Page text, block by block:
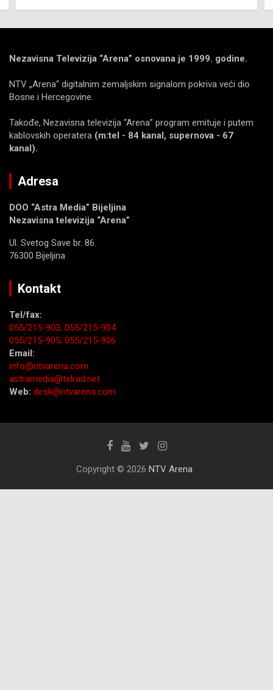
Nezavisna Televizija “Arena” osnovana je 1999. godine.
NTV „Arena“ digitalnim zemaljskim signalom pokriva veći dio
Bosne i Hercegovine.
Takođe, Nezavisna televizija “Arena” program emituje i putem
kablovskih operatera (m:tel - 84 kanal, supernova - 67
kanal).
Adresa
DOO “Astra Media” Bijeljina
Nezavisna televizija “Arena”
Ul. Svetog Save br. 86.
76300 Bijeljina
Kontakt
Tel/fax:
055/215-903; 055/215-904
055/215-905; 055/215-906
Email:
info@ntvarena.com
astramedia@telrad.net
Web: desk@ntvarena.com
Copyright © 2026 NTV Arena